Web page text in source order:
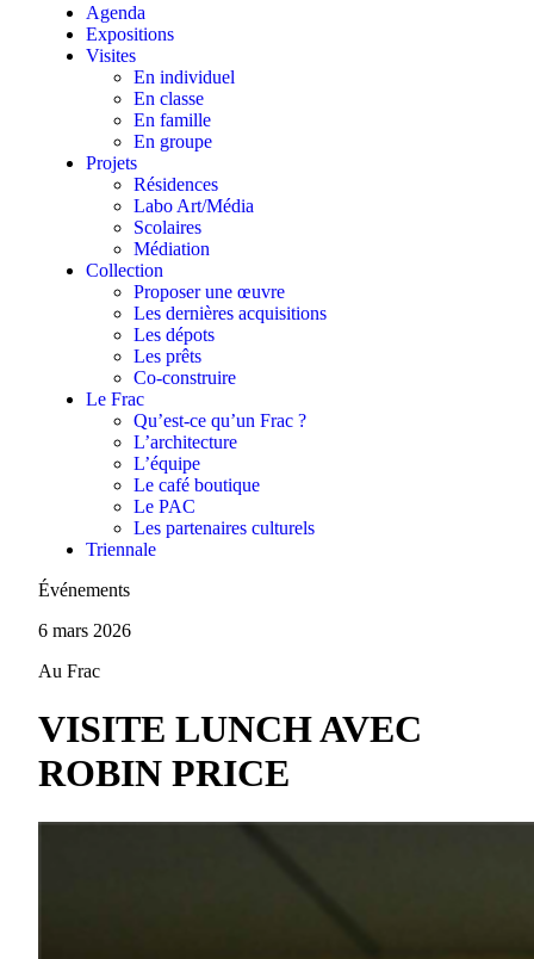
Agenda
Expositions
Visites
En individuel
En classe
En famille
En groupe
Projets
Résidences
Labo Art/Média
Scolaires
Médiation
Collection
Proposer une œuvre
Les dernières acquisitions
Les dépots
Les prêts
Co-construire
Le Frac
Qu’est-ce qu’un Frac ?
L’architecture
L’équipe
Le café boutique
Le PAC
Les partenaires culturels
Triennale
Événements
6 mars 2026
Au Frac
VISITE LUNCH AVEC
ROBIN PRICE